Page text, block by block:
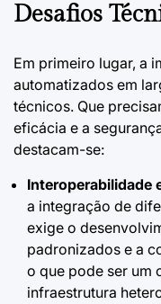
Desafios
Em primeiro lugar, a
automatizados em
técnicos. Que
eficácia e a
destacam-se:
Interoperabilidade
a integração de
exige o
padronizados e a
o que pode ser um
infraestrutura